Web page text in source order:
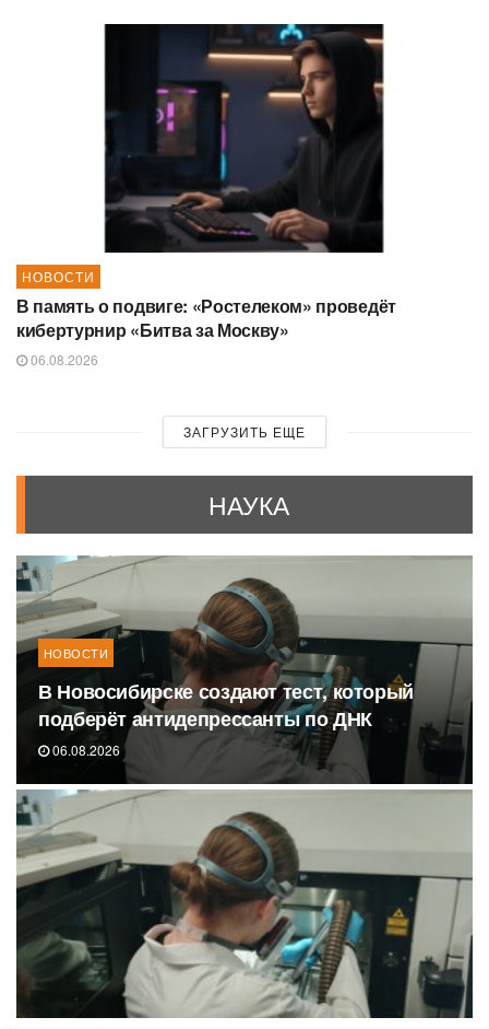
НОВОСТИ
В память о подвиге: «Ростелеком» проведёт
кибертурнир «Битва за Москву»
06.08.2026
ЗАГРУЗИТЬ ЕЩЕ
НАУКА
НОВОСТИ
В Новосибирске создают тест, который
подберёт антидепрессанты по ДНК
06.08.2026